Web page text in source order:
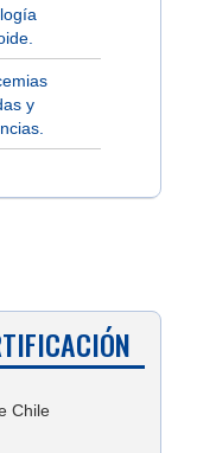
y
Chile